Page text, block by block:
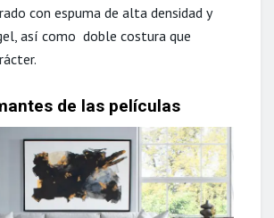
con espuma de alta densidad y
así como doble costura que
de las películas